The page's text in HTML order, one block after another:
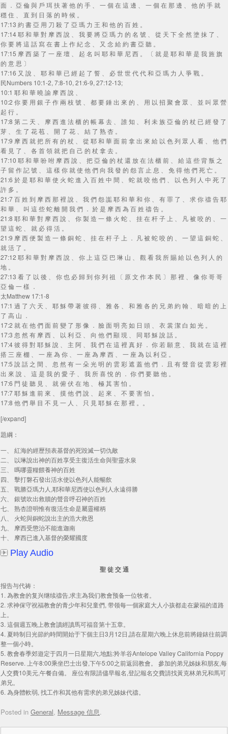
面 ． 亞 倫 與 戶 珥 扶 著 他 的 手 、 一 個 在 這 邊 、 一 個 在 那 邊 、 他 的 手 就
穩 住 、 直 到 日 落 的 時 候 。
17:13 約 書 亞 用 刀 殺 了 亞 瑪 力 王 和 他 的 百 姓 。
17:14 耶 和 華 對 摩 西 說 、 我 要 將 亞 瑪 力 的 名 號 、 從 天 下 全 然 塗 抹 了 、
你 要 將 這 話 寫 在 書 上 作 紀 念 、 又 念 給 約 書 亞 聽 。
17:15 摩 西 築 了 一 座 壇 、 起 名 叫 耶 和 華 尼 西 。 〔 就 是 耶 和 華 是 我 旌 旗
的 意 思 〕
17:16 又 說 、 耶 和 華 已 經 起 了 誓 、 必 世 世 代 代 和 亞 瑪 力 人 爭 戰 。
民Numbers 10:1-2, 7:8-10, 21:6-9, 27:12-13;
10:1 耶 和 華 曉 諭 摩 西 說 、
10:2 你 要 用 銀 子 作 兩 枝 號 、 都 要 錘 出 來 的 、 用 以 招 聚 會 眾 、 並 叫 眾 營
起 行 。
17:8 第 二 天 、 摩 西 進 法 櫃 的 帳 幕 去 、 誰 知 、 利 未 族 亞 倫 的 杖 已 經 發 了
芽 、 生 了 花 苞 、 開 了 花 、 結 了 熟 杏 。
17:9 摩 西 就 把 所 有 的 杖 、 從 耶 和 華 面 前 拿 出 來 給 以 色 列 眾 人 看 、 他 們
看 見 了 、 各 首 領 就 把 自 己 的 杖 拿 去 。
17:10 耶 和 華 吩 咐 摩 西 說 、 把 亞 倫 的 杖 還 放 在 法 櫃 前 、 給 這 些 背 叛 之
子 留 作 記 號 、 這 樣 你 就 使 他 們 向 我 發 的 怨 言 止 息 、 免 得 他 們 死 亡 。
21:6 於 是 耶 和 華 使 火 蛇 進 入 百 姓 中 間 、 蛇 就 咬 他 們 、 以 色 列 人 中 死 了
許 多 。
21:7 百 姓 到 摩 西 那 裡 說 、 我 們 怨 讟 耶 和 華 和 你 、 有 罪 了 、 求 你 禱 告 耶
和 華 、 叫 這 些 蛇 離 開 我 們 ． 於 是 摩 西 為 百 姓 禱 告 。
21:8 耶 和 華 對 摩 西 說 、 你 製 造 一 條 火 蛇 、 挂 在 杆 子 上 、 凡 被 咬 的 、 一
望 這 蛇 、 就 必 得 活 。
21:9 摩 西 便 製 造 一 條 銅 蛇 、 挂 在 杆 子 上 ． 凡 被 蛇 咬 的 、 一 望 這 銅 蛇 、
就 活 了 。
27:12 耶 和 華 對 摩 西 說 、 你 上 這 亞 巴 琳 山 、 觀 看 我 所 賜 給 以 色 列 人 的
地 。
27:13 看 了 以 後 、 你 也 必 歸 到 你 列 祖 〔 原 文 作 本 民 〕 那 裡 、 像 你 哥 哥
亞 倫 一 樣 ．
太Matthew 17:1-8
17:1 過 了 六 天 、 耶 穌 帶 著 彼 得 、 雅 各 、 和 雅 各 的 兄 弟 約 翰 、 暗 暗 的 上
了 高 山 ．
17:2 就 在 他 們 面 前 變 了 形 像 ． 臉 面 明 亮 如 日 頭 、 衣 裳 潔 白 如 光 。
17:3 忽 然 有 摩 西 、 以 利 亞 、 向 他 們 顯 現 、 同 耶 穌 說 話 。
17:4 彼 得 對 耶 穌 說 、 主 阿 、 我 們 在 這 裡 真 好 ． 你 若 願 意 、 我 就 在 這 裡
搭 三 座 棚 、 一 座 為 你 、 一 座 為 摩 西 、 一 座 為 以 利 亞 。
17:5 說 話 之 間 、 忽 然 有 一 朵 光 明 的 雲 彩 遮 蓋 他 們 ． 且 有 聲 音 從 雲 彩 裡
出 來 說 、 這 是 我 的 愛 子 、 我 所 喜 悅 的 ． 你 們 要 聽 他 。
17:6 門 徒 聽 見 、 就 俯 伏 在 地 、 極 其 害 怕 。
17:7 耶 穌 進 前 來 、 摸 他 們 說 、 起 來 、 不 要 害 怕 。
17:8 他 們 舉 目 不 見 一 人 、 只 見 耶 穌 在 那 裡 。。
[/expand]
題綱：
一、 紅海的經歷預表基督的死毀滅一切仇敵
二、 以琳說出神的百姓享受主復活生命與聖靈水泉
三、 嗎哪靈糧餵養神的百姓
四、 擊打磐石發出活水使以色列人能暢飲
五、 戰勝亞瑪力人,耶和華尼西使以色列人永遠得勝
六、 銀號吹出救贖的聲音呼召神的百姓
七、 熟杏證明惟有復活生命是屬靈權柄
八、 火蛇與銅蛇說出主的浩大救恩
九、 摩西受懲治不能進迦南
十、 摩西已進入基督的榮耀國度
Play Audio
聖 徒 交 通
报告与代祷：
1. 為教會的复兴继续禱告,求主為我们教會预备一位牧者。
2. 求神保守祝福教會的青少年和兒童們, 带领每一個家庭大人小孩都走在蒙福的道路
上。
3. 這個週五晚上教會讀經讀馬可福音第十五章。
4. 夏時制日光節約時間開始于下個主日3月12日,請在星期六晚上休息前將鐘錶往前調
整一個小時。
5. 教會春季郊遊定于四月一日星期六,地點:羚羊谷Antelope Valley California Poppy
Reserve. 上午8:00乘坐巴士出發,下午5:00之前返回教會。 參加的弟兄姊妹和朋友,每
人交費10美元,午餐自備。 座位有限請儘早報名,登記報名交費請找黃克林弟兄和馬可
弟兄。
6. 為身體軟弱, 找工作和其他有需求的弟兄姊妹代禱。
Posted in General, Message 信息.